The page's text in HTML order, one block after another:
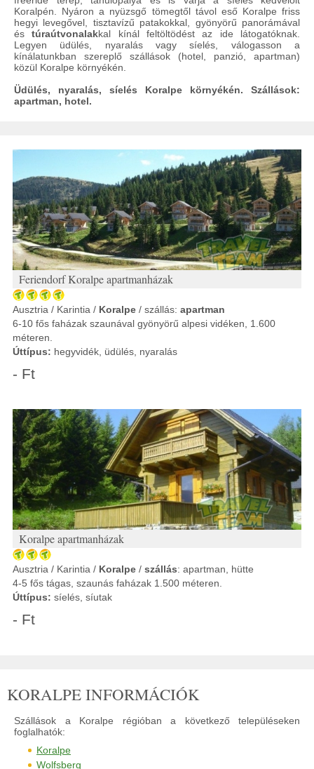
Koralpén. Nyáron a nyüzsgő tömegtől távol eső Koralpe friss
hegyi levegővel, tisztavízű patakokkal, gyönyörű panorámával
éstúraútvonalakkal kínál feltöltödést az ide látogatóknak.
Legyen üdülés, nyaralás vagy síelés, válogasson a
kínálatunkban szereplő szállások (hotel, panzió, apartman)
közül Koralpe környékén.
Üdülés, nyaralás, síelés Koralpe környékén. Szállások:
apartman, hotel.
Feriendorf Koralpe apartmanházak
Ausztria / Karintia / Koralpe / szállás: apartman
6-10 fős faházak szaunával gyönyörű alpesi vidéken, 1.600
méteren.
Úttípus: hegyvidék, üdülés, nyaralás
- Ft
Koralpe apartmanházak
Ausztria / Karintia / Koralpe / szállás: apartman, hütte
4-5 fős tágas, szaunás faházak 1.500 méteren.
Úttípus: síelés, síutak
- Ft
KORALPE INFORMÁCIÓK
Szállások a Koralpe régióban a következő településeken
foglalhatók:
Koralpe
Wolfsberg